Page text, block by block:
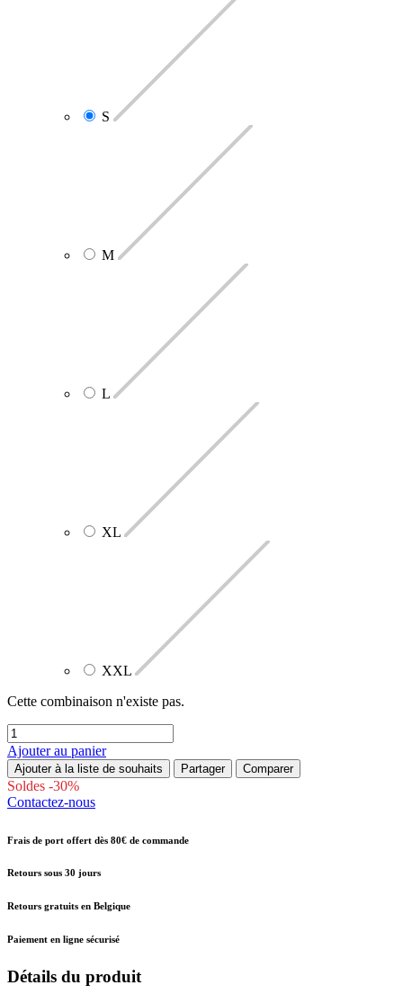
S
M
L
XL
XXL
Cette combinaison n'existe pas.
Ajouter au panier
Ajouter à la liste de souhaits Partager Comparer
Soldes -30%
Contactez-nous
Frais de port offert dès 80€ de commande
Retours sous 30 jours
Retours gratuits en Belgique
Paiement en ligne sécurisé
Détails du produit